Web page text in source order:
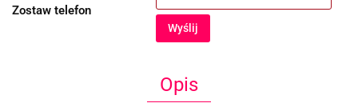
Zostaw telefon
Wyślij
Opis